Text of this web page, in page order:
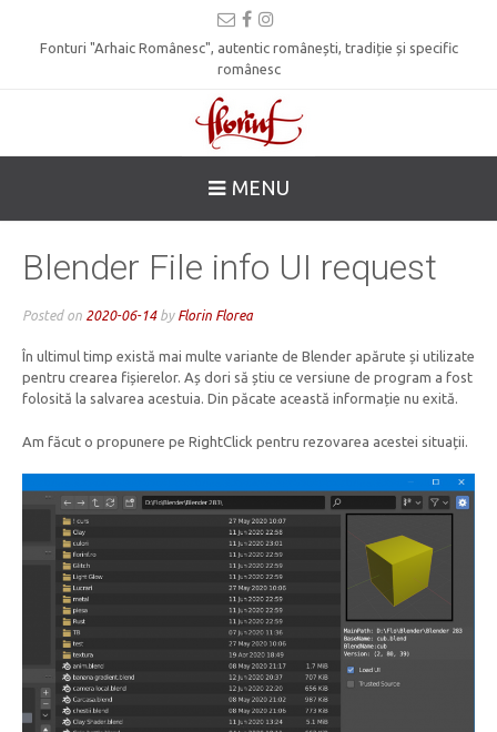
Fonturi "Arhaic Românesc", autentic românești, tradiție și specific
românesc
MENU
Blender File info UI request
Posted on 2020-06-14by Florin Florea
În ultimul timp există mai multe variante de Blender apărute și utilizate
pentru crearea fișierelor. Aș dori să știu ce versiune de program a fost
folosită la salvarea acestuia. Din păcate această informație nu exită.
Am făcut o propunere pe RightClick pentru rezovarea acestei situații.